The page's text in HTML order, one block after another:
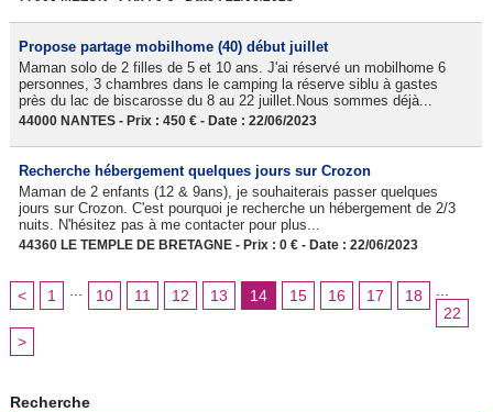
Propose partage mobilhome (40) début juillet
Maman solo de 2 filles de 5 et 10 ans. J'ai réservé un mobilhome 6
personnes, 3 chambres dans le camping la réserve siblu à gastes
près du lac de biscarosse du 8 au 22 juillet.Nous sommes déjà...
44000 NANTES - Prix : 450 € - Date : 22/06/2023
Recherche hébergement quelques jours sur Crozon
Maman de 2 enfants (12 & 9ans), je souhaiterais passer quelques
jours sur Crozon. C'est pourquoi je recherche un hébergement de 2/3
nuits. N'hésitez pas à me contacter pour plus...
44360 LE TEMPLE DE BRETAGNE - Prix : 0 € - Date : 22/06/2023
< 1 10 11 12 13 14 15 16 17 18
22
>
Recherche